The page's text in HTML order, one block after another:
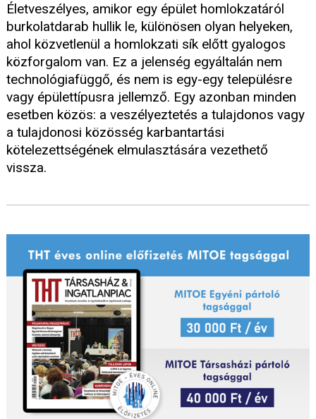
Életveszélyes, amikor egy épület homlokzatáról
burkolatdarab hullik le, különösen olyan helyeken,
ahol közvetlenül a homlokzati sík előtt gyalogos
közforgalom van. Ez a jelenség egyáltalán nem
technológiafüggő, és nem is egy-egy településre
vagy épülettípusra jellemző. Egy azonban minden
esetben közös: a veszélyeztetés a tulajdonos vagy
a tulajdonosi közösség karbantartási
kötelezettségének elmulasztására vezethető
vissza.